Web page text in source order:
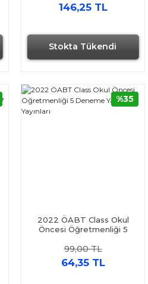
Stokta Tükendi
146,25 TL
2022 ÖABT Class Okul
Öncesi Öğretmenliği 5
99,00 TL
64,35 TL
%35